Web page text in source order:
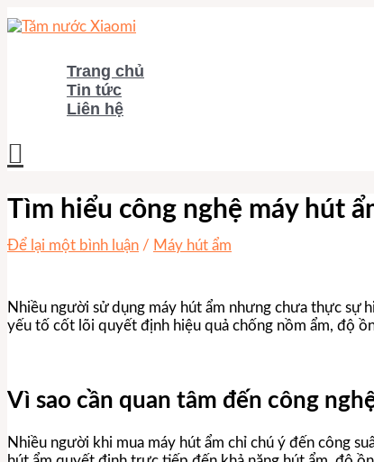
tới
Trang chủ
Tin tức
Liên hệ
Tìm
Tìm hiểu công nghệ máy hút
Để lại một bình luận / Máy hút ẩm
Nhiều người sử dụng máy hút ẩm nhưng chưa thực sự
yếu tố cốt lõi quyết định hiệu quả chống nồm ẩm, độ
Vì sao cần quan tâm đến công
Nhiều người khi mua máy hút ẩm chỉ chú ý đến công